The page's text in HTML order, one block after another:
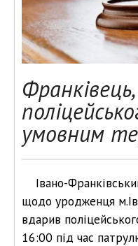
умовним
Івано-
щодо уродженця
вдарив
16:00 під час